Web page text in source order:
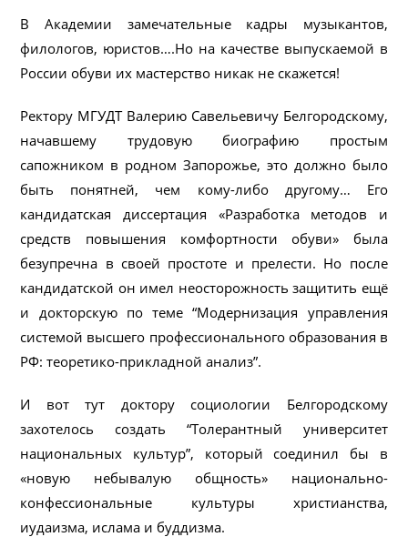
В Академии замечательные кадры музыкантов,
филологов, юристов….Но на качестве выпускаемой в
России обуви их мастерство никак не скажется!
Ректору МГУДТ Валерию Савельевичу Белгородскому,
начавшему трудовую биографию простым
сапожником в родном Запорожье, это должно было
быть понятней, чем кому-либо другому… Его
кандидатская диссертация «Разработка методов и
средств повышения комфортности обуви» была
безупречна в своей простоте и прелести. Но после
кандидатской он имел неосторожность защитить ещё
и докторскую по теме “Модернизация управления
системой высшего профессионального образования в
РФ: теоретико-прикладной анализ”.
И вот тут доктору социологии Белгородскому
захотелось создать “Толерантный университет
национальных культур”, который соединил бы в
«новую небывалую общность» национально-
конфессиональные культуры христианства,
иудаизма, ислама и буддизма.